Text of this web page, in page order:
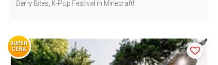
Berry Bites, K-Pop Festival in Minecraft!
SUPER
CENA